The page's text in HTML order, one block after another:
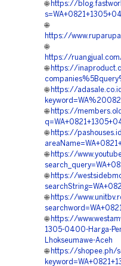
🌐 https://
🌐
https://
🌐
https://
🌐 https://
🌐 https://
🌐 https://
🌐 https://
🌐 https://
🌐 https://
🌐 https://
🌐 https://
1305-0400-Harga-
Lhokseumawe-Aceh
🌐 https://shopee.ph/